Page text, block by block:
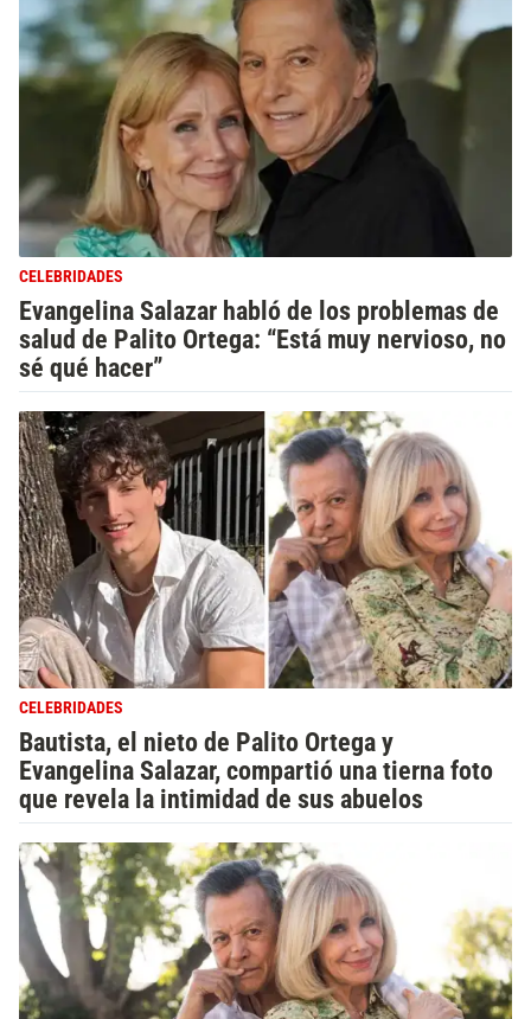
CELEBRIDADES
Evangelina Salazar habló de los problemas de
salud de Palito Ortega: “Está muy nervioso, no
sé qué hacer”
CELEBRIDADES
Bautista, el nieto de Palito Ortega y
Evangelina Salazar, compartió una tierna foto
que revela la intimidad de sus abuelos